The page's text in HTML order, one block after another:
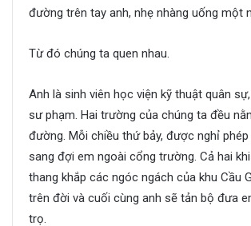
đường trên tay anh, nhẹ nhàng uống một
Từ đó chúng ta quen nhau.
Anh là sinh viên học viện kỹ thuật quân
sư phạm. Hai trường của chúng ta đều
đường. Mỗi chiều thứ bảy, được nghỉ
sang đợi em ngoài cổng trường. Cả hai
thang khắp các ngóc ngách của khu Cầu
trên đời và cuối cùng anh sẽ tản bộ đưa
trọ.